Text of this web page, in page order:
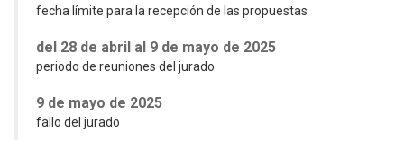
fecha límite para la recepción de las propuestas
del 28 de abril al 9 de mayo de 2025
periodo de reuniones del jurado
9 de mayo de 2025
fallo del jurado